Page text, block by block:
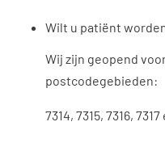
Wilt u patiënt
Wij zijn geopend
postcodegebieden:
7314, 7315, 7316, 7317